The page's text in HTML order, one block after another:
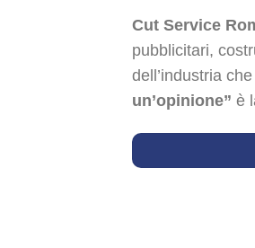
Cut Service
pubblicitari,
dell’industria
un’opinione” è